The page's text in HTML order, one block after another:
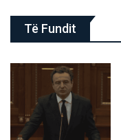
Të Fundit